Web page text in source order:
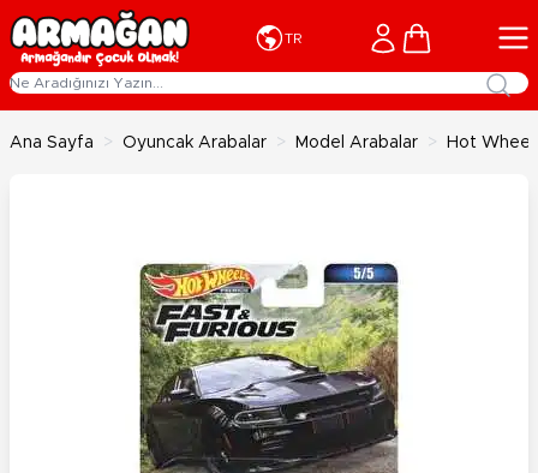
İçeriğe geç
TR Cart
Ana Sayfa > Oyuncak Arabalar > Model Arabalar > Hot